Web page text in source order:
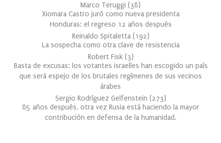
Marco Teruggi (38)
Xiomara Castro juró como nueva presidenta
Honduras: el regreso 12 años después
Reinaldo Spitaletta (192)
La sospecha como otra clave de resistencia
Robert Fisk (3)
Basta de excusas: los votantes israelíes han escogido un país
que será espejo de los brutales regímenes de sus vecinos
árabes
Sergio Rodríguez Gelfenstein (273)
85 años después, otra vez Rusia está haciendo la mayor
contribución en defensa de la humanidad.